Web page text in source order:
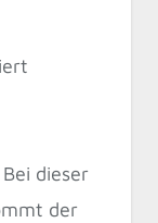
dieser
der